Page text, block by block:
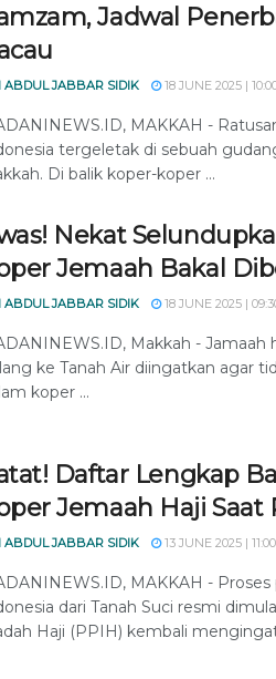
Jadwal
ABDUL JABBAR SIDIK 18 JUNE 2025 |
MAKKAH -
tergeletak di sebuah
Di balik koper-koper ...
Nekat
Jemaah Bakal
ABDUL JABBAR SIDIK 18 JUNE 2025 |
Makkah - Jamaah
ke Tanah Air diingatkan agar
koper ...
Daftar Lengkap
Jemaah Haji Saat
ABDUL JABBAR SIDIK 13 JUNE 2025 | 11:00
MAKKAH -
dari Tanah Suci resmi
Haji (PPIH) kembali